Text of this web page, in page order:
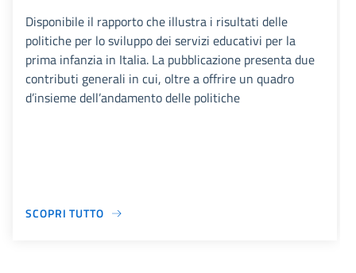
Disponibile il rapporto che illustra i risultati delle
politiche per lo sviluppo dei servizi educativi per la
prima infanzia in Italia. La pubblicazione presenta due
contributi generali in cui, oltre a offrire un quadro
d’insieme dell’andamento delle politiche
SCOPRI TUTTO